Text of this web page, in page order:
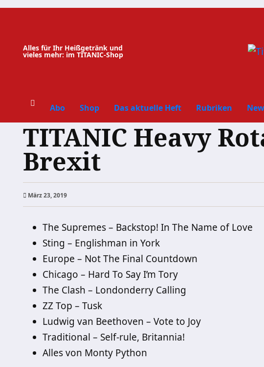
Zum
Alles für Ihr Heißgetränk und
vieles mehr: im TITANIC-Shop
Abo Shop Das aktuelle Heft Rubriken
TITANIC Heavy
Brexit
März 23, 2019
The Supremes – Backstop! In The Name of Love
Sting – Englishman in York
Europe – Not The Final Countdown
Chicago – Hard To Say I’m Tory
The Clash – Londonderry Calling
ZZ Top – Tusk
Ludwig van Beethoven – Vote to Joy
Traditional – Self-rule, Britannia!
Alles von Monty Python